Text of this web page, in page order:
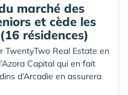
marché des
et cède les
résidences)
TwentyTwo Real Estate en
Capital qui en fait
d’Arcadie en assurera